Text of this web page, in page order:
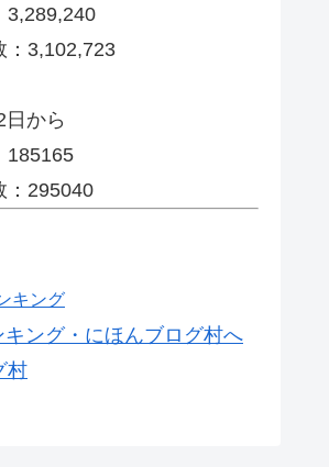
3,289,240
：3,102,723
から
185165
：295040
キング
村